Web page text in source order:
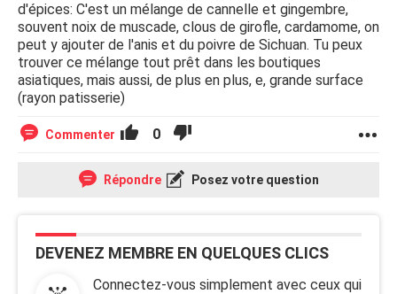
d'épices: C'est un mélange de cannelle et gingembre,
souvent noix de muscade, clous de girofle, cardamome, on
peut y ajouter de l'anis et du poivre de Sichuan. Tu peux
trouver ce mélange tout prêt dans les boutiques
asiatiques, mais aussi, de plus en plus, e, grande surface
(rayon patisserie)
Commenter 0
Répondre Posez votre question
DEVENEZ MEMBRE EN QUELQUES CLICS
Connectez-vous simplement avec ceux qui